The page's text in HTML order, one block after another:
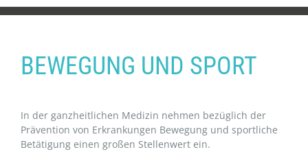
BEWEGUNG UND SPORT
In der ganzheitlichen Medizin nehmen bezüglich der
Prävention von Erkrankungen Bewegung und sportliche
Betätigung einen großen Stellenwert ein.